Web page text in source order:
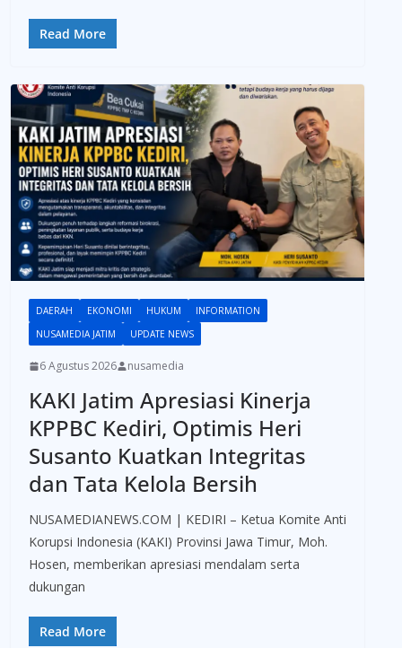
Read More
DAERAH EKONOMI HUKUM
INFORMATION
NUSAMEDIA JATIM
UPDATE NEWS
6 Agustus 2026 nusamedia
KAKI Jatim Apresiasi Kinerja
KPPBC Kediri, Optimis Heri
Susanto Kuatkan Integritas
dan Tata Kelola Bersih
NUSAMEDIANEWS.COM | KEDIRI – Ketua Komite Anti
Korupsi Indonesia (KAKI) Provinsi Jawa Timur, Moh.
Hosen, memberikan apresiasi mendalam serta
dukungan
Read More